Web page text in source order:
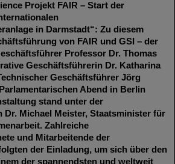
Projekt FAIR – Start der
in Darmstadt“: Zu diesem
von FAIR und GSI – der
Professor Dr. Thomas
Geschäftsführerin Dr. Katharina
Geschäftsführer Jörg
Abend in Berlin
stand unter der
Michael Meister, Staatsminister für
Zahlreiche
und Mitarbeitende der
der Einladung, um sich über den
der spannendsten und weltweit